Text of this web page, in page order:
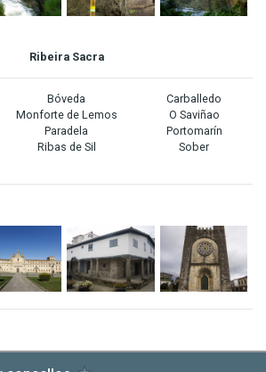
Ribeira Sacra
Bóveda
Carballedo
Monforte de Lemos
O Saviñao
Paradela
Portomarín
Ribas de Sil
Sober